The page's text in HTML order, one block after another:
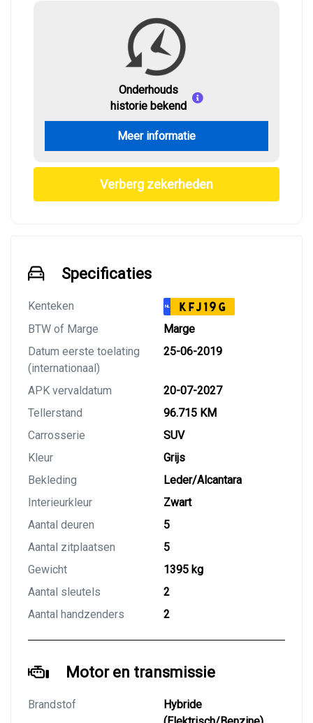
Onderhouds
historie bekend
Meer informatie
Verberg zekerheden
Specificaties
Kenteken NL KFJ19G
BTW of Marge
Marge
Datum eerste toelating
(internationaal)
25-06-2019
APK vervaldatum
20-07-2027
Tellerstand
96.715 KM
Carrosserie
SUV
Kleur
Grijs
Bekleding
Leder/Alcantara
Interieurkleur
Zwart
Aantal deuren
5
Aantal zitplaatsen
5
Gewicht
1395 kg
Aantal sleutels
2
Aantal handzenders
2
Motor en transmissie
Brandstof
Hybride